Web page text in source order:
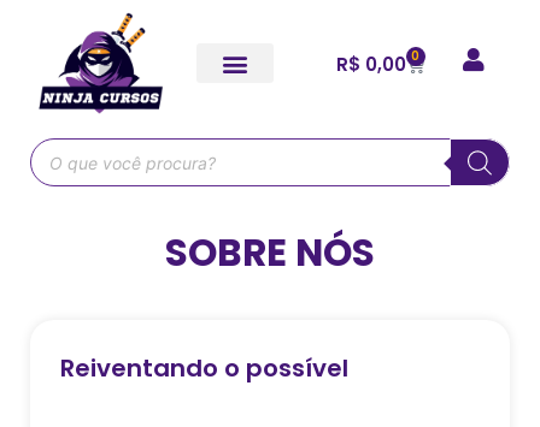
R$ 0,00 0
SOBRE NÓS
Reiventando o possível